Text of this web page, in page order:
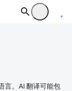
言。AI 翻译可能包